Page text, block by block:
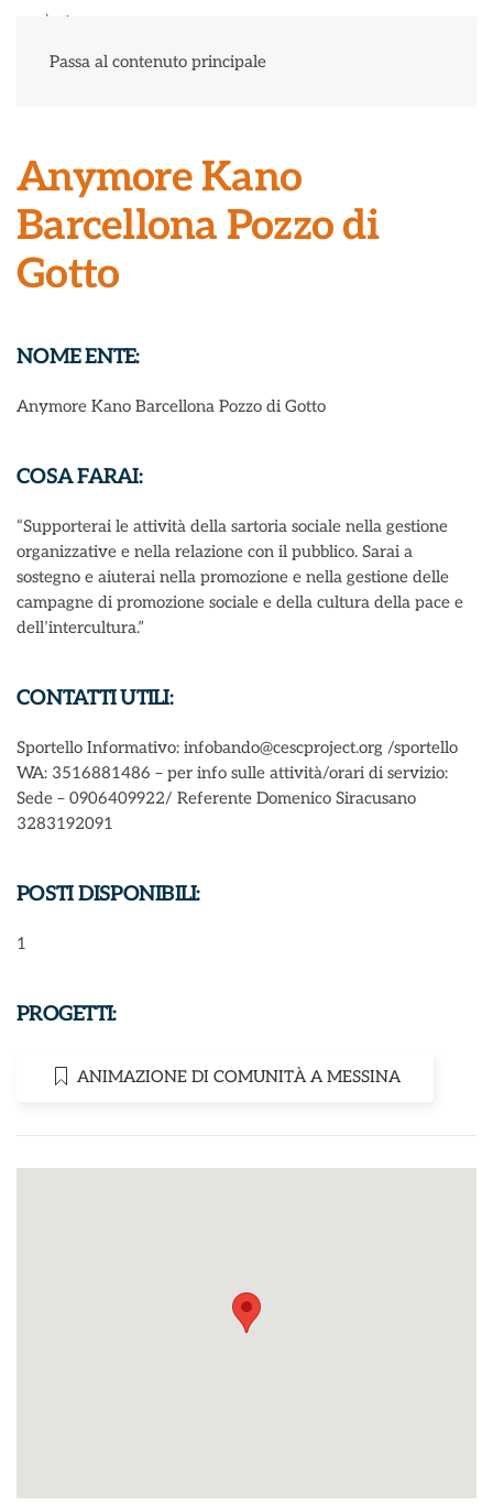
Passa al contenuto principale
Anymore Kano
Barcellona Pozzo di
Gotto
NOME ENTE:
Anymore Kano Barcellona Pozzo di Gotto
COSA FARAI:
“Supporterai le attività della sartoria sociale nella gestione
organizzative e nella relazione con il pubblico. Sarai a
sostegno e aiuterai nella promozione e nella gestione delle
campagne di promozione sociale e della cultura della pace e
dell’intercultura.”
CONTATTI UTILI:
Sportello Informativo: infobando@cescproject.org /sportello
WA: 3516881486 – per info sulle attività/orari di servizio:
Sede – 0906409922/ Referente Domenico Siracusano
3283192091
POSTI DISPONIBILI:
1
PROGETTI:
ANIMAZIONE DI COMUNITÀ A MESSINA